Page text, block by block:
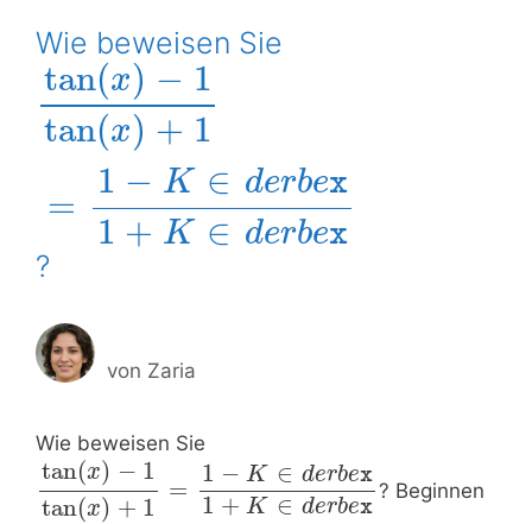
Wie beweisen Sie
tan(x) − 1
tan(x) + 1
=
1 − K ∈ derbex
1 + K ∈ derbex
?
von Zaria
Wie beweisen Sie
tan(x) − 1
tan(x) + 1
=
1 − K ∈ derbex
1 + K ∈ derbex
? Beginnen